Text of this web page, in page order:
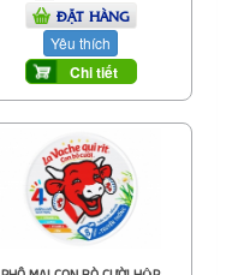
ĐẶT HÀNG
Yêu thích
Chi tiết